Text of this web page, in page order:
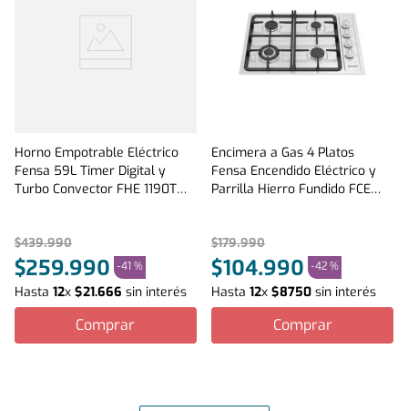
Horno Empotrable Eléctrico
Fensa 59L Timer Digital y
Turbo Convector FHE 1190T
$439.990
$259.990 -41 %
Hasta 12x $21.666 sin interés
Comprar
Encimera a Gas 4 Platos
Fensa Encendido Eléctrico y
Parrilla Hierro Fundido FCE
$179.990
$104.990 -42 %
Hasta12x$8750 sin interés
Comprar